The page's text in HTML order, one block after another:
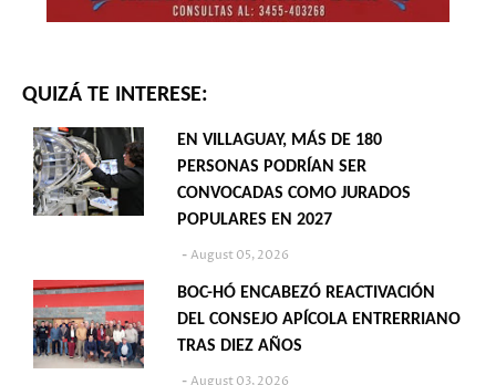
QUIZÁ TE INTERESE:
EN VILLAGUAY, MÁS DE 180
PERSONAS PODRÍAN SER
CONVOCADAS COMO JURADOS
POPULARES EN 2027
August 05, 2026
BOC-HÓ ENCABEZÓ REACTIVACIÓN
DEL CONSEJO APÍCOLA ENTRERRIANO
TRAS DIEZ AÑOS
August 03, 2026